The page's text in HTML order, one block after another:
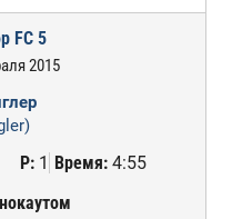
FC 5
2015
Р:1 Время:4:55